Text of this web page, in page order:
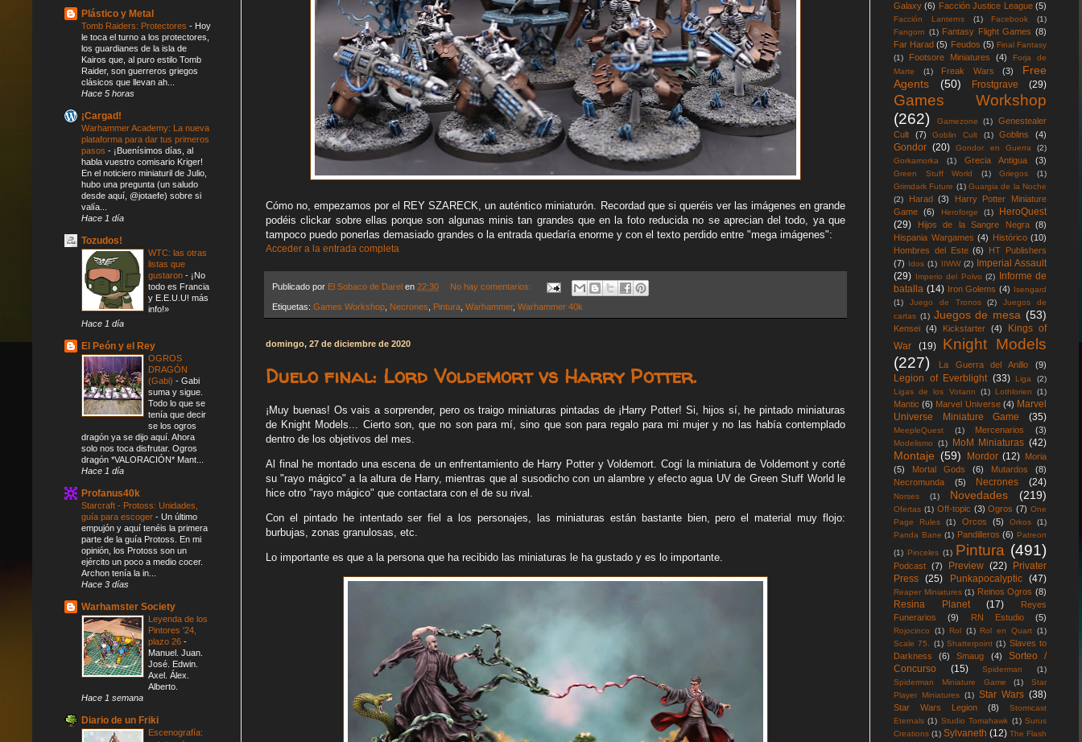
Cómo no, empezamos por el REY SZARECK, un auténtico miniaturón. Recordad que si queréis ver las imágenes en grande
podéis clickar sobre ellas porque son algunas minis tan grandes que en la foto reducida no se aprecian del todo, ya que
tampoco puedo ponerlas demasiado grandes o la entrada quedaría enorme y con el texto perdido entre "mega imágenes":
Acceder a la entrada completa
Publicado por El Sobaco de Darel en 22:30 No hay comentarios:
Etiquetas: Games Workshop Necrones Pintura Warhammer, Warhammer 40k
domingo, 27 de diciembre de 2020
Duelo final: Lord Voldemort vs Harry Potter.
¡Muy buenas! Os vais a sorprender, pero os traigo miniaturas pintadas de ¡Harry Potter! Si, hijos sí, he pintado miniaturas
de Knight Models... Cierto son, que no son para mí, sino que son para regalo para mi mujer y no las había contemplado
dentro de los objetivos del mes.
Al final he montado una escena de un enfrentamiento de Harry Potter y Voldemort. Cogí la miniatura de Voldemont y corté
su "rayo mágico" a la altura de Harry, mientras que al susodicho con un alambre y efecto agua UV de Green Stuff World le
hice otro "rayo mágico" que contactara con el de su rival.
Con el pintado he intentado ser fiel a los personajes, las miniaturas están bastante bien, pero el material muy flojo:
burbujas, zonas granulosas, etc.
Lo importante es que a la persona que ha recibido las miniaturas le ha gustado y es lo importante.
Plástico y Metal
Tomb Raiders: Protectores - Hoy
le toca el turno a los protectores,
los guardianes de la isla de
Kairos que, al puro estilo Tomb
Raider, son guerreros griegos
clásicos que llevan ah...
Hace 5 horas
¡Cargad!
Warhammer Academy: La nueva
plataforma para dar tus primeros
pasos - ¡Buenísimos días, al
habla vuestro comisario Kriger!
En el noticiero miniaturil de Julio,
hubo una pregunta (un saludo
desde aquí, @jotaefe) sobre si
valía...
Hace 1 día
Tozudos!
WTC: las otras
listas que
gustaron - ¡No
todo es Francia
y E.E.U.U! más
info!»
Hace 1 día
El Peón y el Rey
OGROS
DRAGÓN
(Gabi) - Gabi
suma y sigue.
Todo lo que se
tenía que decir
se los ogros
dragón ya se dijo aquí. Ahora
solo nos toca disfrutar. Ogros
dragón *VALORACIÓN* Mant...
Hace 1 día
Profanus40k
Starcraft - Protoss: Unidades,
guía para escoger - Un último
empujón y aquí tenéis la primera
parte de la guía Protoss. En mi
opinión, los Protoss son un
ejército un poco a medio cocer.
Archon tenía la in...
Hace 3 días
Warhamster Society
Leyenda de los
Pintores '24,
plazo 26 -
Manuel. Juan.
José. Edwin.
Axel. Álex.
Alberto.
Hace 1 semana
Diario de un Friki
Escenografía:
Galaxy (6) Facción Justice League (5)
Facción Lanterns (1) Facebook
(1)
Fangorn (1) Fantasy Flight Games (8)
Far Harad (5) Feudos (5) Final Fantasy
(1)
Footsore Miniatures (4)
Forja de
Marte
(1) Freak Wars (3)
Free
Agents
(50) Frostgrave (29)
Games Workshop
(262)
Gamezone (1)
Genestealer
Cult
(7) Goblin Cult (1) Goblins (4)
Gondor (20) Gondor en Guerra
(2)
Gorkamorka
(1) Grecia Antigua (3)
Green Stuff World (1) Griegos
(1)
Grimdark Future (1) Guargia de la Noche
(2)
Harad (3)
Harry Potter Miniature
Game
(6) Heroforge (1)
HeroQuest
(29)
Hijos de la Sangre Negra
(8)
Hispania Wargames (4) Histórico (10)
Hombres del Este (6)
HT Publishers
(7) Idos (1) IIWW (2)
Imperial Assault
(29) Imperio del Polvo (2)
Informe de
batalla (14) Iron Golems (4) Isengard
(1)
Juego de Tronos (2)
Juegos de
cartas (1) Juegos de mesa (53)
Kensei (4) Kickstarter (4)
Kings of
War
(19)
Knight Models
(227)
La Guerra del Anillo (9)
Legion of Everblight (33) Liga
(2)
Ligas de los Votann
(1) Lothlorien (1)
Mantic (6) Marvel Universe (4) Marvel
Universe Miniature Game
(35)
MeepleQuest (1) Mercenarios (3)
Modelismo (1) MoM Miniaturas (42)
Montaje (59) Mordor (12) Moria
(5)
Mortal Gods (6) Mutardos
(8)
Necromunda
(5) Necrones (24)
Norses (1) Novedades (219)
Ofertas (1) Off-topic (3) Ogros (7) One
Page Rules
(1) Orcos (5) Orkos
(1)
Panda Bane (1) Pandilleros (6) Patreon
(1) Pinceles (1) Pintura (491)
Podcast (7) Preview (22)
Privater
Press (25) Punkapocalyptic (47)
Reaper Miniatures (1) Reinos Ogros (8)
Resina Planet (17)
Reyes
Funerarios
(9) RN Estudio (5)
Rojocinco (1) Rol (1) Rol en Quart (1)
Scale 75.
(1) Shatterpoint (1) Slaves to
Darkness
(6) Smaug (4)
Sorteo /
Concurso
(15) Spiderman
(1)
Spiderman Miniature Game
(1)
Star
Player Miniatures (1) Star Wars (38)
Star Wars Legion (8)
Stormcast
Eternals (1) Studio Tomahawk (1) Surus
Creations (1) Sylvaneth (12) The Flash